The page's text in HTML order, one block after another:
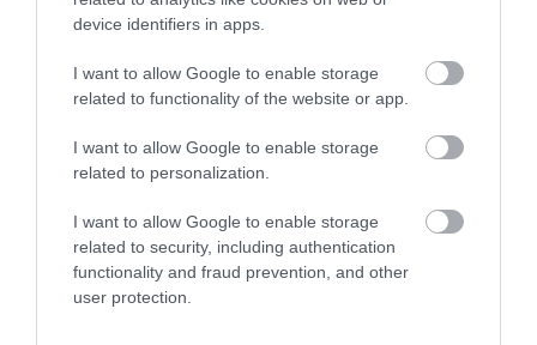
device identifiers in apps.
I want to allow Google to enable storage
related to functionality of the website or app.
I want to allow Google to enable storage
related to personalization.
I want to allow Google to enable storage
related to security, including authentication
functionality and fraud prevention, and other
user protection.